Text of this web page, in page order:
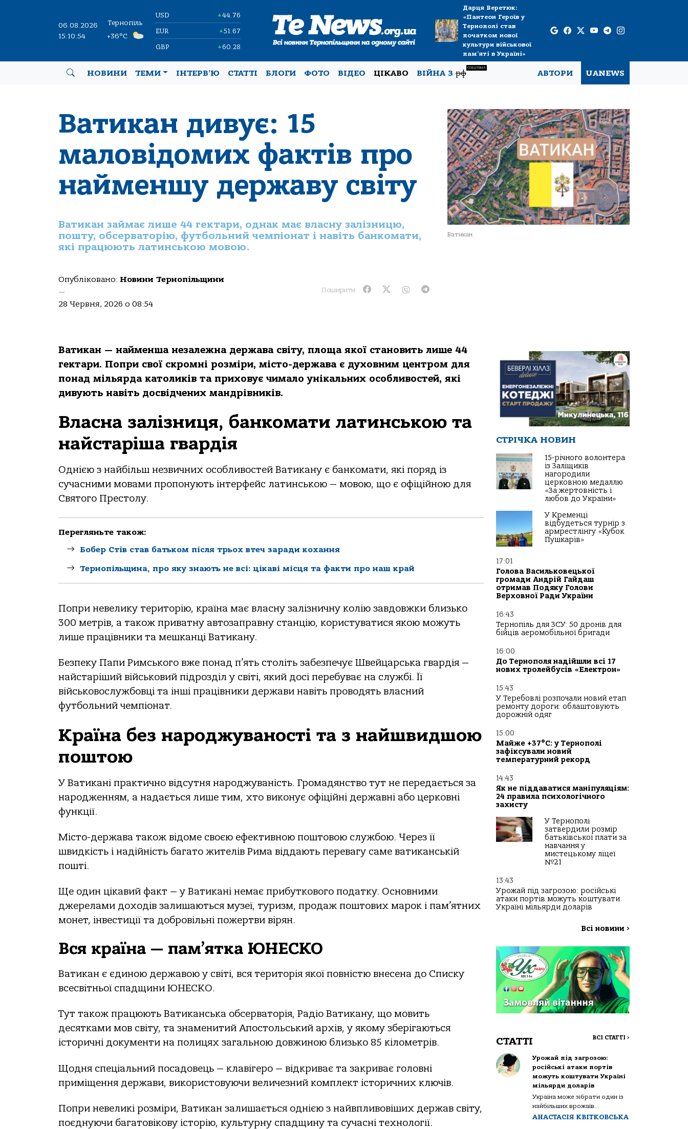
06.08.2026
15:10:55
Тернопіль
+36°C
USD ▲44.76
EUR ▲51.67
GBP ▲60.28
Дарця Веретюк:
«Пантеон Героїв у
Тернополі став
початком нової
культури військової
пам’яті в Україні»
НОВИНИ ТЕМИ ІНТЕРВ’Ю СТАТТІ БЛОГИ ФОТО ВІДЕО ЦІКАВО ВІЙНА Зрф
СПЕЦТЕМА
АВТОРИ UANEWS
Ватикан дивує: 15
маловідомих фактів про
найменшу державу світу
Ватикан займає лише 44 гектари, однак має власну залізницю,
пошту, обсерваторію, футбольний чемпіонат і навіть банкомати,
які працюють латинською мовою.
Опубліковано: Новини Тернопільщини
—
28 Червня, 2026 о 08:54
Поширити:
Ватикан.
Ватикан — найменша незалежна держава світу, площа якої становить лише 44
гектари. Попри свої скромні розміри, місто-держава є духовним центром для
понад мільярда католиків та приховує чимало унікальних особливостей, які
дивують навіть досвідчених мандрівників.
Власна залізниця, банкомати латинською та
найстаріша гвардія
Однією з найбільш незвичних особливостей Ватикану є банкомати, які поряд із
сучасними мовами пропонують інтерфейс латинською — мовою, що є офіційною для
Святого Престолу.
Перегляньте також:
Бобер Стів став батьком після трьох втеч заради кохання
Тернопільщина, про яку знають не всі: цікаві місця та факти про наш край
Попри невелику територію, країна має власну залізничну колію завдовжки близько
300 метрів, а також приватну автозаправну станцію, користуватися якою можуть
лише працівники та мешканці Ватикану.
Безпеку Папи Римського вже понад п’ять століть забезпечує Швейцарська гвардія —
найстаріший військовий підрозділ у світі, який досі перебуває на службі. Її
військовослужбовці та інші працівники держави навіть проводять власний
футбольний чемпіонат.
Країна без народжуваності та з найшвидшою
поштою
У Ватикані практично відсутня народжуваність. Громадянство тут не передається за
народженням, а надається лише тим, хто виконує офіційні державні або церковні
функції.
Місто-держава також відоме своєю ефективною поштовою службою. Через її
швидкість і надійність багато жителів Рима віддають перевагу саме ватиканській
пошті.
Ще один цікавий факт — у Ватикані немає прибуткового податку. Основними
джерелами доходів залишаються музеї, туризм, продаж поштових марок і пам’ятних
монет, інвестиції та добровільні пожертви вірян.
Вся країна — пам’ятка ЮНЕСКО
Ватикан є єдиною державою у світі, вся територія якої повністю внесена до Списку
всесвітньої спадщини ЮНЕСКО.
Тут також працюють Ватиканська обсерваторія, Радіо Ватикану, що мовить
десятками мов світу, та знаменитий Апостольський архів, у якому зберігаються
історичні документи на полицях загальною довжиною близько 85 кілометрів.
Щодня спеціальний посадовець — клавігеро — відкриває та закриває головні
приміщення держави, використовуючи величезний комплект історичних ключів.
Попри невеликі розміри, Ватикан залишається однією з найвпливовіших держав світу,
поєднуючи багатовікову історію, культурну спадщину та сучасні технології.
СТРІЧКА НОВИН
15-річного волонтера
із Заліщиків
нагородили
церковною медаллю
«За жертовність і
любов до України»
У Кременці
відбудеться турнір з
армрестлінгу «Кубок
Пушкарів»
17:01
Голова Васильковецької
громади Андрій Гайдаш
отримав Подяку Голови
Верховної Ради України
16:43
Тернопіль для ЗСУ: 50 дронів для
бійців аеромобільної бригади
16:00
До Тернополя надійшли всі 17
нових тролейбусів «Електрон»
15:43
У Теребовлі розпочали новий етап
ремонту дороги: облаштовують
дорожній одяг
15:00
Майже +37°C: у Тернополі
зафіксували новий
температурний рекорд
14:43
Як не піддаватися маніпуляціям:
24 правила психологічного
захисту
У Тернополі
затвердили розмір
батьківської плати за
навчання у
мистецькому ліцеї
№21
13:43
Урожай під загрозою: російські
атаки портів можуть коштувати
Україні мільярди доларів
Всі новини >
СТАТТІ ВСІ СТАТТІ >
Урожай під загрозою:
російські атаки портів
можуть коштувати Україні
мільярди доларів
Україна може зібрати один із
найбільших врожаїв...
АНАСТАСІЯ КВІТКОВСЬКА